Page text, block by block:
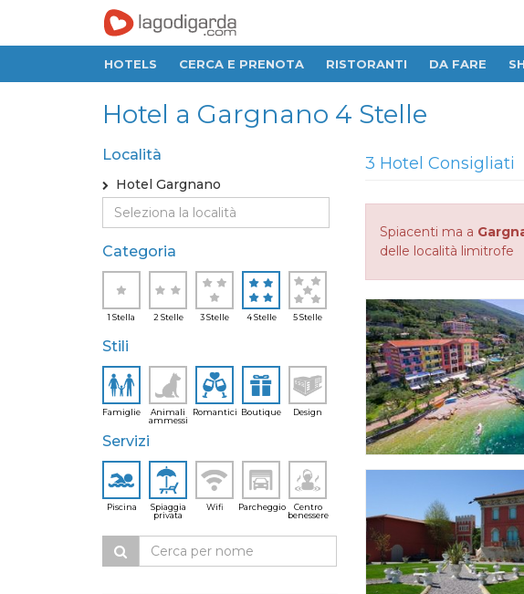
HOTELS CERCA E PRENOTA RISTORANTI DA FARE
Hotel a Gargnano 4 Stelle
Località
Hotel Gargnano
Categoria
1 Stella 2 Stelle 3 Stelle 4 Stelle 5 Stelle
Stili
Famiglie
Animali
ammessi
Romantici Boutique Design
Servizi
Piscina
Spiaggia
privata
Wifi Parcheggio
Centro
benessere
3 Hotel Consigliati
Spiacenti ma a
delle località limitrofe